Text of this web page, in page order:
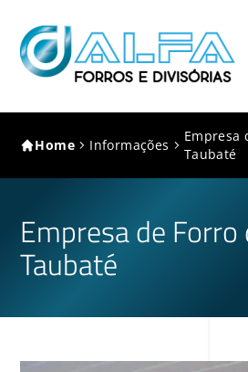
Home Informações
Empresa
Taubaté
Empresa de Forro
Taubaté